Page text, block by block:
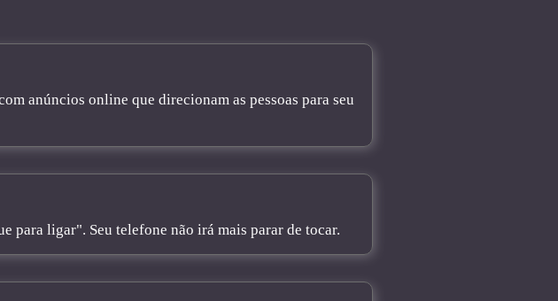
anúncios online que direcionam as pessoas para seu
para ligar". Seu telefone não irá mais parar de tocar.